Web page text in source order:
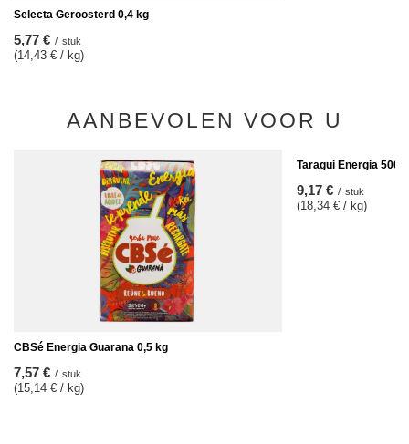
Selecta Geroosterd 0,4 kg
5,77 € / stuk
(14,43 € / kg)
AANBEVOLEN VOOR U
CBSé Energia Guarana 0,5 kg
7,57 € / stuk
(15,14 € / kg)
Taragui Energia 500g
9,17 € / stuk
(18,34 € / kg)